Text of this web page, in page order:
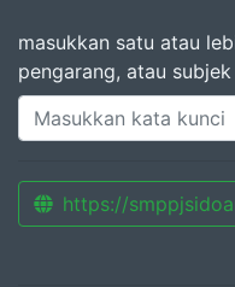
masukkan satu atau
pengarang, atau subjek
https://